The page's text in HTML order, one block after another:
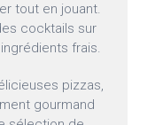
tout en jouant.
cocktails sur
frais.
pizzas,
gourmand